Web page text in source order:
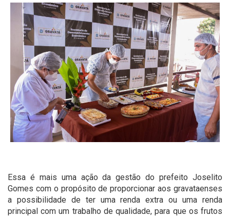
Essa é mais uma ação da gestão do prefeito Joselito
Gomes com o propósito de proporcionar aos gravataenses
a possibilidade de ter uma renda extra ou uma renda
principal com um trabalho de qualidade, para que os frutos